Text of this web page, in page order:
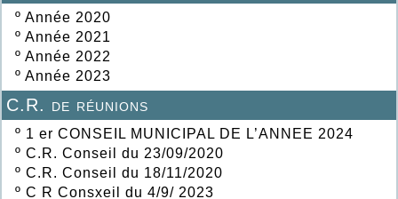
º Année 2020
º Année 2021
º Année 2022
º Année 2023
C.R. de réunions
º 1 er CONSEIL MUNICIPAL DE L’ANNEE 2024
º C.R. Conseil du 23/09/2020
º C.R. Conseil du 18/11/2020
º C R Consxeil du 4/9/ 2023